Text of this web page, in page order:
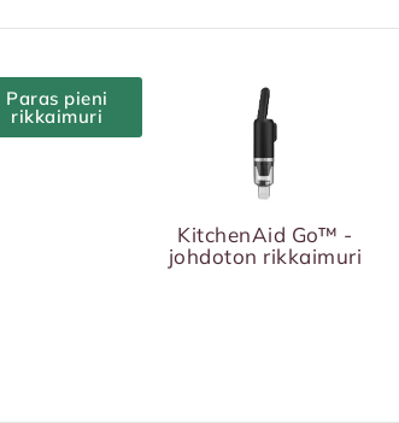
Paras pieni
rikkaimuri
KitchenAid Go™ -
johdoton rikkaimuri